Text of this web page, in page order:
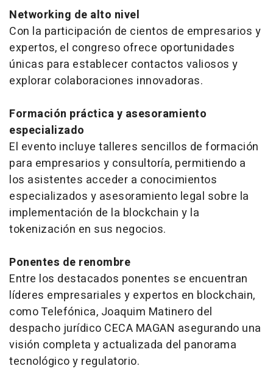
Networking de alto nivel
Con la participación de cientos de empresarios y
expertos, el congreso ofrece oportunidades
únicas para establecer contactos valiosos y
explorar colaboraciones innovadoras.
Formación práctica y asesoramiento
especializado
El evento incluye talleres sencillos de formación
para empresarios y consultoría, permitiendo a
los asistentes acceder a conocimientos
especializados y asesoramiento legal sobre la
implementación de la blockchain y la
tokenización en sus negocios.
Ponentes de renombre
Entre los destacados ponentes se encuentran
líderes empresariales y expertos en blockchain,
como Telefónica, Joaquim Matinero del
despacho jurídico CECA MAGAN asegurando una
visión completa y actualizada del panorama
tecnológico y regulatorio.